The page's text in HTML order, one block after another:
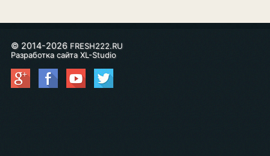
© 2014-2026 FRESH222.RU
Разработка сайта XL-Studio